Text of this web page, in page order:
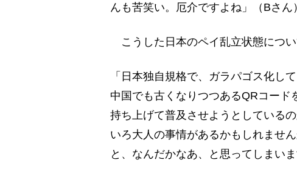
んも苦笑い。厄介ですよね」（Bさん）
こうした日本のペイ乱立状態につい
「日本独自規格で、ガラパゴス化し
中国でも古くなりつつあるQRコー
持ち上げて普及させようとしている
いろ大人の事情があるかもしれませ
と、なんだかなあ、と思ってしまいま